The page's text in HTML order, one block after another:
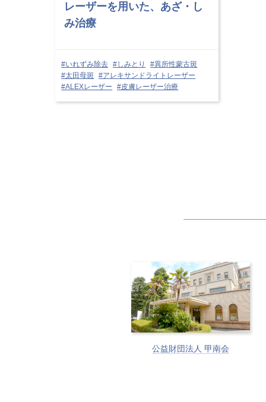
レーザーを用いた、あざ・し
み治療
#いれずみ除去 #しみとり
#異所性蒙古斑
#太田母斑 #アレキサンドライトレーザー
#ALEXレーザー
#皮膚レーザー治療
公益財団法人 甲南会